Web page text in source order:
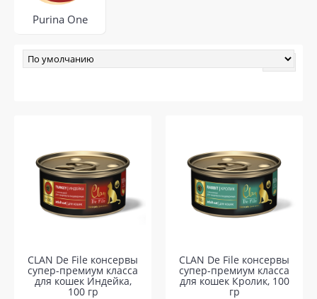
Purina One
CLAN De File консервы
супер-премиум класса
для кошек Индейка,
100 гр
CLAN De File консервы
супер-премиум класса
для кошек Кролик, 100
гр